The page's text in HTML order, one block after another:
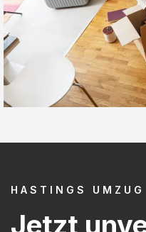
HASTINGS
Jetzt